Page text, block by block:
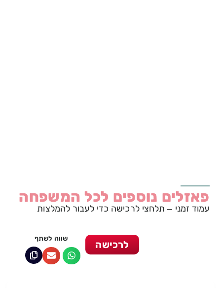
פאזלים נוספים לכל המשפחה
עמוד זמני – תלחצי לרכישה כדי לעבור להמלצות
שווה לשתף
לרכישה